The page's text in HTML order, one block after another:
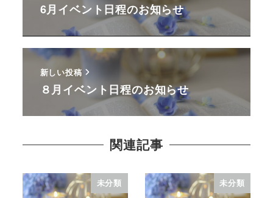
6月イベント日程のお知らせ
新しい投稿
８月イベント日程のお知らせ
関連記事
未分類 未分類